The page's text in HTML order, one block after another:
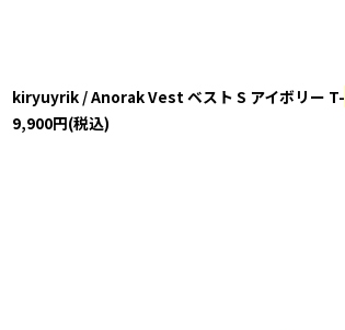
kiryuyrik / Anorak Vest ベスト S アイボリー T-
9,900円(税込)